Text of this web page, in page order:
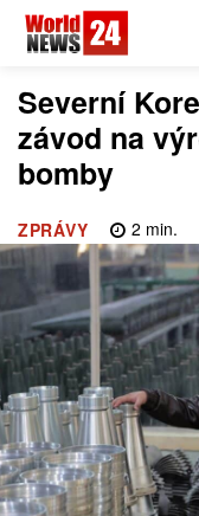
Severní
závod na
bomby
ZPRÁVY 2 min.